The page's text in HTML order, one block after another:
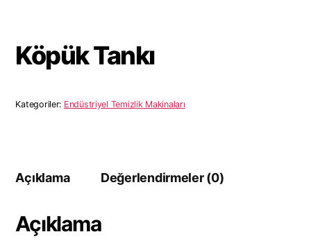
Köpük Tankı
Kategoriler: Endüstriyel Temizlik Makinaları
Açıklama Değerlendirmeler (0)
Açıklama